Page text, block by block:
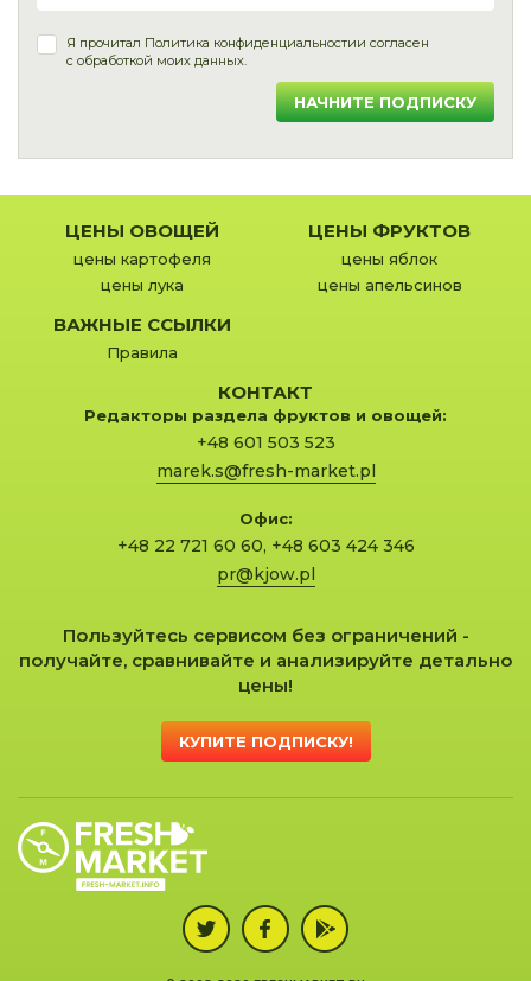
Я прочитал Политика конфиденциальностии согласен
с обработкой моих данных.
НАЧНИТЕ ПОДПИСКУ
ЦЕНЫ ОВОЩЕЙ
цены картофеля
цены лука
ЦЕНЫ ФРУКТОВ
цены яблок
цены апельсинов
ВАЖНЫЕ ССЫЛКИ
Правила
КОНТАКТ
Редакторы раздела фруктов и овощей:
+48 601 503 523
marek.s@fresh-market.pl
Офис:
+48 22 721 60 60, +48 603 424 346
pr@kjow.pl
Пользуйтесь сервисом без ограничений -
получайте, сравнивайте и анализируйте детально
цены!
КУПИТЕ ПОДПИСКУ!